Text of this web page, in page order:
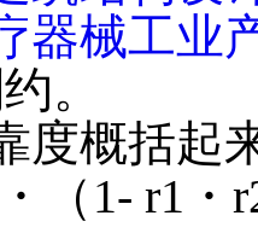
器械工业
。
度概括起
（1- r1・